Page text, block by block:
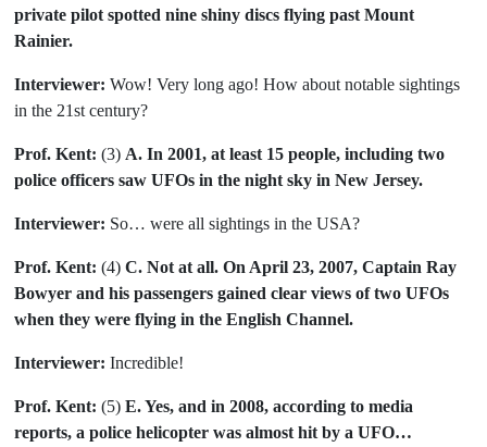
private pilot spotted nine shiny discs flying past Mount
Rainier.
Interviewer: Wow! Very long ago! How about notable sightings
in the 21st century?
Prof. Kent: (3) A. In 2001, at least 15 people, including two
police officers saw UFOs in the night sky in New Jersey.
Interviewer: So… were all sightings in the USA?
Prof. Kent: (4)C. Not at all. On April 23, 2007, Captain Ray
Bowyer and his passengers gained clear views of two UFOs
when they were flying in the English Channel.
Interviewer: Incredible!
Prof. Kent: (5)E. Yes, and in 2008, according to media
reports, a police helicopter was almost hit by a UFO…